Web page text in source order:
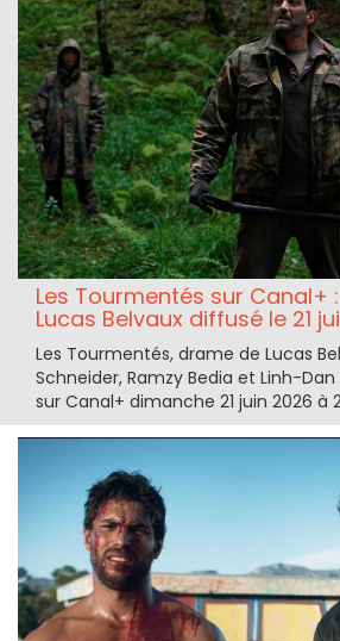
Les Tourmentés sur Canal+
Lucas Belvaux diffusé le 21
Les Tourmentés, drame de Lucas
Schneider, Ramzy Bedia et Linh-
sur Canal+ dimanche 21 juin 2026 à